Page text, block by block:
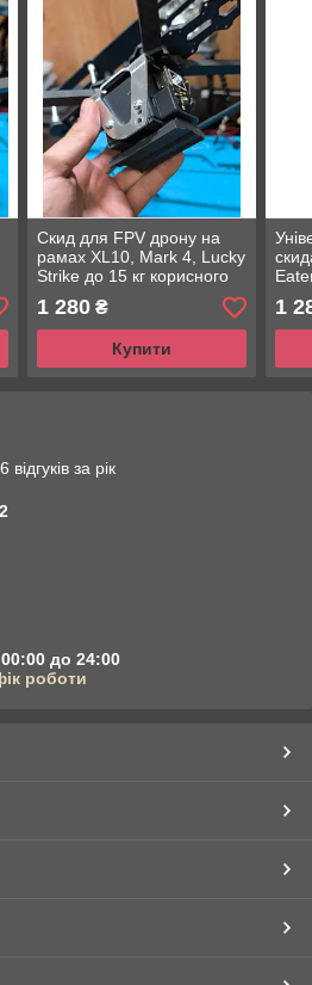
Скид для FPV дрону на
рамах XL10, Mark 4, Lucky
Strike до 15 кг корисного
навантаження
1 280₴
Купити
4,
1
за рік
до 24:00
роботи